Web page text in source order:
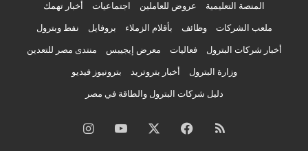
المنصة التعليمية عروض للعاملين اجتماعيات أخبار تهمك
ملعب الشركات وظائف بأقلام الزملاء بروفايل نفط وبترول
أخبار شركات البترول فعاليات معرض إيجيبس منتدى مصر للتعدين
وزارة البترول أخبار بتروتريد بترونيوز فيديو
دليل شركات البترول والطاقة في مصر
ملخصفيسبوك ‫YouTubeانستقرام